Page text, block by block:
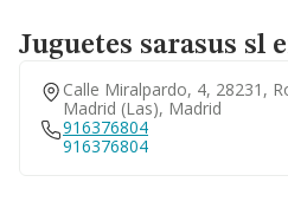
Juguetes sarasus sl
Calle Miralpardo, 4, 28231,
Madrid (las), Madrid
916376804
916376804